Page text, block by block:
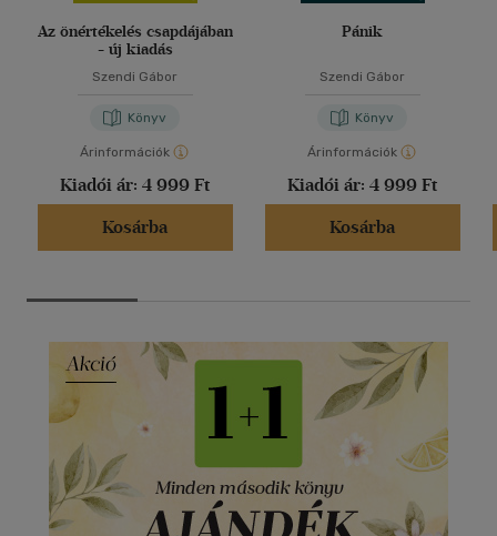
Az önértékelés csapdájában
- új kiadás
Szendi Gábor
Könyv
Árinformációk
Kiadói ár: 4 999 Ft
Kosárba
Pánik
Szendi Gábor
Könyv
Árinformációk
Kiadói ár: 4 999 Ft
Kosárba